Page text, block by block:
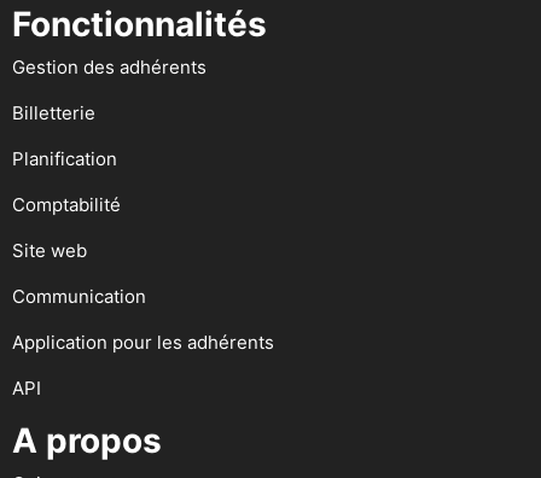
Fonctionnalités
Gestion des adhérents
Billetterie
Planification
Comptabilité
Site web
Communication
Application pour les adhérents
API
A propos